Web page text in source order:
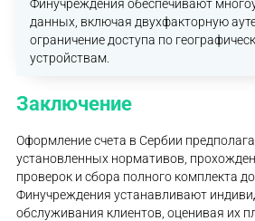
Финучреждения обеспечивают
данных, включая двухфакторную
ограничение доступа по
устройствам.
Заключение
Оформление счета в Сербии
установленных нормативов,
проверок и сбора полного комплекта
Финучреждения устанавливают
обслуживания клиентов, оценивая их